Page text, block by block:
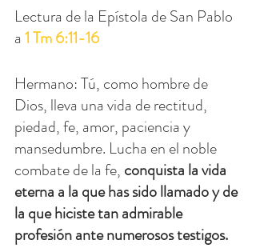
Lectura de la Epístola de San Pablo
a 1 Tm 6:11-16
Hermano: Tú, como hombre de
Dios, lleva una vida de rectitud,
piedad, fe, amor, paciencia y
mansedumbre. Lucha en el noble
combate de la fe, conquista la vida
eterna a la que has sido llamado y de
la que hiciste tan admirable
profesión ante numerosos testigos.